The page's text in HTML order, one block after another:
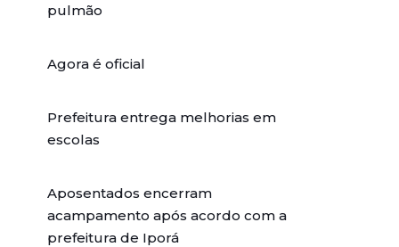
pulmão
Agora é oficial
Prefeitura entrega melhorias em
escolas
Aposentados encerram
acampamento após acordo com a
prefeitura de Iporá